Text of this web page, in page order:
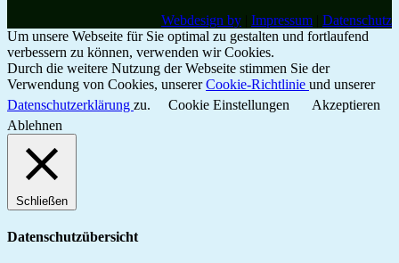
Webdesign by
Impressum
Datenschutz
Um unsere Webseite für Sie optimal zu gestalten und fortlaufend
verbessern zu können, verwenden wir Cookies.
Durch die weitere Nutzung der Webseite stimmen Sie der
Verwendung von Cookies, unsererCookie-Richtlinie und unserer
Datenschutzerklärung zu. Cookie Einstellungen
Akzeptieren
Ablehnen
Schließen
Datenschutzübersicht